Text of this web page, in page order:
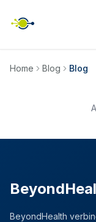
Home Blog Blog
BeyondHealth